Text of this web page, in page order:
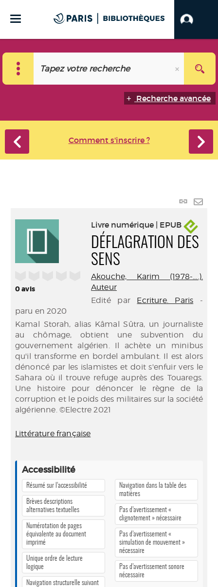
Recherche avancée
Comment s'inscrire ?
Lien
0avis
Livre numérique | EPUB
DÉFLAGRATION DES
SENS
Akouche, Karim (1978-....).
Auteur
Edité par Ecriture. Paris -
paru en 2020
Kamal Storah, alias Kâmal Sûtra, un journaliste
au chômage, obtient une subvention du
gouvernement algérien. Il achète un minibus
qu'il transforme en bordel ambulant. Il est alors
dénoncé par les islamistes et doit s'enfuir vers le
Sahara où il trouve refuge auprès des Touaregs.
Une histoire pour dénoncer le règne de la
corruption et le poids des militaires sur la société
algérienne. ©Electre 2021
Littérature française
Accessibilité
Résumé sur l’accessibilité
Brèves descriptions
alternatives textuelles
Numérotation de pages
équivalente au document
imprimé
Unique ordre de lecture
logique
Navigation structurelle suivant
Navigation dans la table des
matières
Pas d’avertissement «
clignotement » nécessaire
Pas d’avertissement «
simulation de mouvement »
nécessaire
Pas d’avertissement sonore
nécessaire